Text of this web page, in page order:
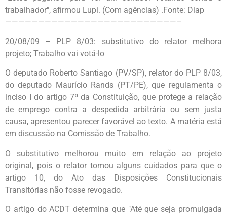
trabalhador", afirmou Lupi. (Com agências) .Fonte: Diap
——————————————————————————–
20/08/09 – PLP 8/03: substitutivo do relator melhora
projeto; Trabalho vai votá-lo
O deputado Roberto Santiago (PV/SP), relator do PLP 8/03,
do deputado Maurício Rands (PT/PE), que regulamenta o
inciso I do artigo 7º da Constituição, que protege a relação
de emprego contra a despedida arbitrária ou sem justa
causa, apresentou parecer favorável ao texto. A matéria está
em discussão na Comissão de Trabalho.
O substitutivo melhorou muito em relação ao projeto
original, pois o relator tomou alguns cuidados para que o
artigo 10, do Ato das Disposições Constitucionais
Transitórias não fosse revogado.
O artigo do ACDT determina que "Até que seja promulgada